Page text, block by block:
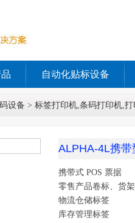
自动化贴标设备
设备 > 标签打印机,条码打印机,
ALPHA-4L携
携带式 POS 票据
零售产品卷标、货
物流仓储标签
库存管理标签